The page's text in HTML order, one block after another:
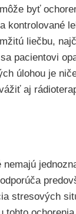
byť
kontrolované
liečbu,
pacientovi
úlohou je
aj
stresových